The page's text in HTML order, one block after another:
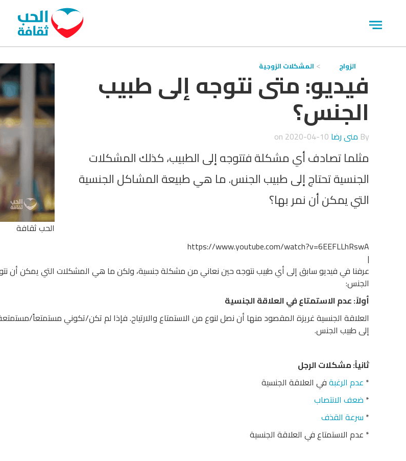
Open
menu
الحب ثقافة
الزواج المشكلات الزوجية
فيديو: متى نتوجه إلى طبيب
الجنس؟
By منى رضا 2020-04-10
مثلما تصادف أي مشكلة فتتوجه إلى الطبيب، كذلك المشكلات
الجنسية تحتاج إلى طبيب الجنس. ما هي طبيعة المشاكل الجنسية
التي يمكن أن نمر بها؟
https://www.youtube.com/watch?v=6EEFLLhRswA
|
عرفنا في فيديو سابق إلى أي طبيب نتوجه حين نعاني من مشكلة جنسية، ولكن ما هي المشكلات التي يمكن أن
الجنس:
أولاً: عدم الاستمتاع في العلاقة الجنسية
العلاقة الجنسية غريزة المقصود منها أن نصل لنوع من الاستمتاع والارتياح. فإذا لم تكن/تكوني مستمتعاً/
إلى طبيب الجنس.
ثانياً: مشكلات الرجل
* عدم الرغبةفي العلاقة الجنسية
* ضعف الانتصاب
* سرعة القذف
* عدم الاستمتاع في العلاقة الجنسية